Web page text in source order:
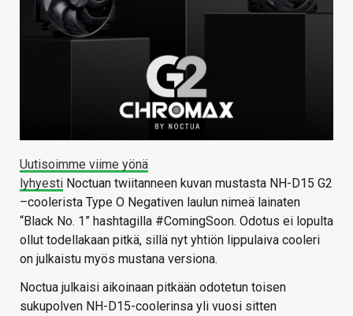
Uutisoimme viime yönä
lyhyesti Noctuan twiitanneen kuvan mustasta NH-D15 G2
–coolerista Type O Negativen laulun nimeä lainaten
“Black No. 1” hashtagilla #ComingSoon. Odotus ei lopulta
ollut todellakaan pitkä, sillä nyt yhtiön lippulaiva cooleri
on julkaistu myös mustana versiona.
Noctua julkaisi aikoinaan pitkään odotetun toisen
sukupolven NH-D15-coolerinsa yli vuosi sitten